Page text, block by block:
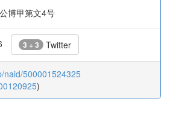
博甲第文4号
3 + 3 Twitter
naid/500001524325
)